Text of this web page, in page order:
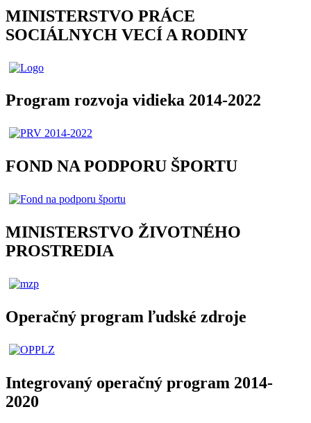
MINISTERSTVO PRÁCE
SOCIÁLNYCH VECÍ A RODINY
Program rozvoja vidieka 2014-2022
FOND NA PODPORU ŠPORTU
MINISTERSTVO ŽIVOTNÉHO
PROSTREDIA
Operačný program ľudské zdroje
Integrovaný operačný program 2014-
2020